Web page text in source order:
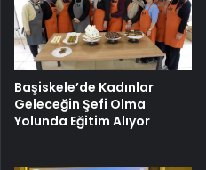
Başiskele’de Kadınlar
Geleceğin Şefi Olma
Yolunda Eğitim Alıyor